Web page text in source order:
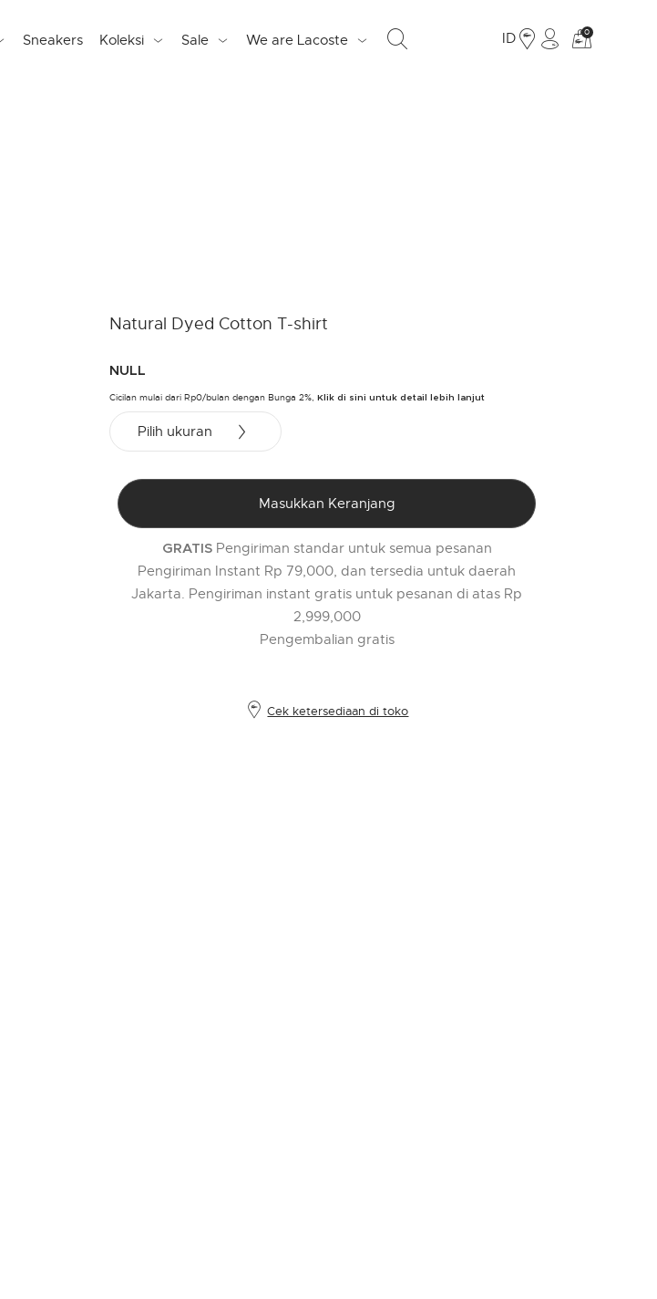
Sneakers Koleksi Sale We are Lacoste ID
Lihat
0
Natural Dyed Cotton T-shirt
NULL
Cicilan mulai dari Rp0/bulan dengan Bunga 2%,Klik di sini untuk detail lebih lanjut
Pilih ukuran
Masukkan Keranjang
GRATISPengiriman standar untuk semua pesanan
Pengiriman Instant Rp 79,000, dan tersedia untuk daerah
Jakarta. Pengiriman instant gratis untuk pesanan di atas Rp
2,999,000
Pengembalian gratis
Cek ketersediaan di toko